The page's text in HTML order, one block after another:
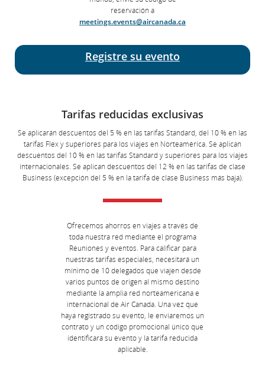
reservación a
meetings.events@aircanada.ca
Registre su evento
Tarifas reducidas exclusivas
Se aplicarán descuentos del 5 % en las tarifas Standard, del 10 % en las
tarifas Flex y superiores para los viajes en Norteamérica. Se aplican
descuentos del 10 % en las tarifas Standard y superiores para los viajes
internacionales. Se aplican descuentos del 12 % en las tarifas de clase
Business (excepción del 5 % en la tarifa de clase Business más baja).
Ofrecemos ahorros en viajes a través de
toda nuestra red mediante el programa
Reuniones y eventos. Para calificar para
nuestras tarifas especiales, necesitará un
mínimo de 10 delegados que viajen desde
varios puntos de origen al mismo destino
mediante la amplia red norteamericana e
internacional de Air Canada. Una vez que
haya registrado su evento, le enviaremos un
contrato y un código promocional único que
identificará su evento y la tarifa reducida
aplicable.